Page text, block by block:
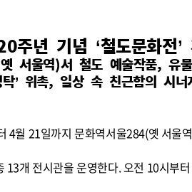
년 기념 ‘철도문화전’
서울역)서 철도 예술작품, 유
탁’ 위촉, 일상 속 친근함의 시너
4월 21일까지 문화역서울284(옛 서울
개 전시관을 운영한다. 오전 10시부